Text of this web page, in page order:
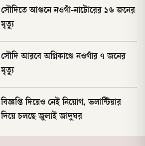
সৌদিতে আগুনে নওগাঁ-নাটোরের ১৬ জনের
মৃত্যু
সৌদি আরবে অগ্নিকাণ্ডে নওগাঁর ৭ জনের
মৃত্যু
বিজ্ঞপ্তি দিয়েও নেই নিয়োগ, ভলান্টিয়ার
দিয়ে চলছে জুলাই জাদুঘর